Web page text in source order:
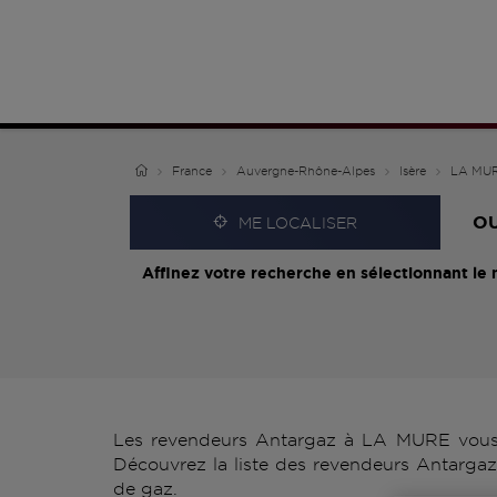
France Auvergne-Rhône-Alpes Isère LA
ME LOCALISER
Affinez votre recherche en sélectionnant le
Les revendeurs Antargaz à LA MURE
Découvrez la liste des revendeurs
de gaz.